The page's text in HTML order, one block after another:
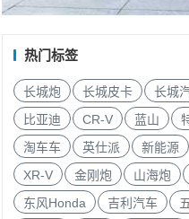
热门标签
长城炮 长城皮卡
长城
比亚迪
CR-V 蓝山
淘车车
英仕派 新能源
XR-V
金刚炮 山海炮
东风Honda
吉利汽车